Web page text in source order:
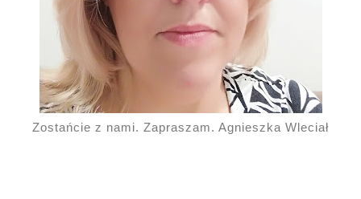
Zostańcie z nami. Zapraszam. Agnieszka Wleciał